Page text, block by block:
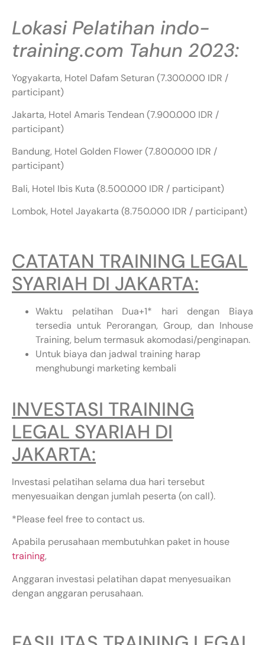
Lokasi Pelatihan indo-
training.com Tahun 2023:
Yogyakarta, Hotel Dafam Seturan (7.300.000 IDR /
participant)
Jakarta, Hotel Amaris Tendean (7.900.000 IDR /
participant)
Bandung, Hotel Golden Flower (7.800.000 IDR /
participant)
Bali, Hotel Ibis Kuta (8.500.000 IDR / participant)
Lombok, Hotel Jayakarta (8.750.000 IDR / participant)
CATATAN TRAINING LEGAL
SYARIAH DI JAKARTA:
Waktu pelatihan Dua+1* hari dengan Biaya
tersedia untuk Perorangan, Group, dan Inhouse
Training, belum termasuk akomodasi/penginapan.
Untuk biaya dan jadwal training harap
menghubungi marketing kembali
INVESTASI TRAINING
LEGAL SYARIAH DI
JAKARTA:
Investasi pelatihan selama dua hari tersebut
menyesuaikan dengan jumlah peserta (on call).
*Please feel free to contact us.
Apabila perusahaan membutuhkan paket in house
training,
Anggaran investasi pelatihan dapat menyesuaikan
dengan anggaran perusahaan.